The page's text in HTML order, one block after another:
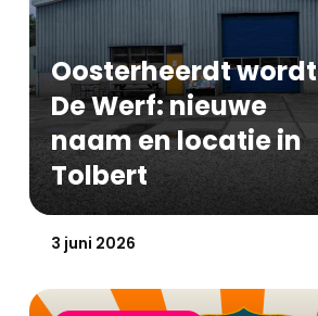
Oosterheerdt wordt
De Werf: nieuwe
naam en locatie in
Tolbert
Gepubliceerd op:
3 juni 2026